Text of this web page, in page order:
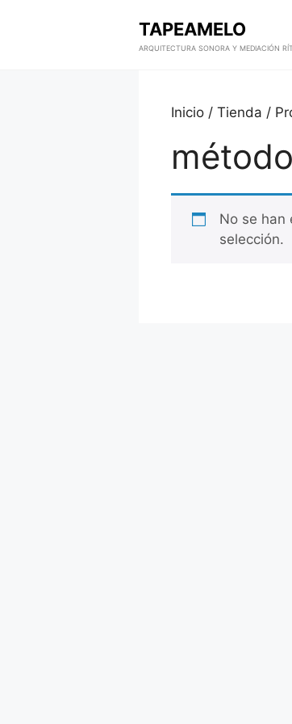
TAPEAMELO
ARQUITECTURA SONORA Y MEDIACIÓN
Inicio / Tienda /
No se han
selección.